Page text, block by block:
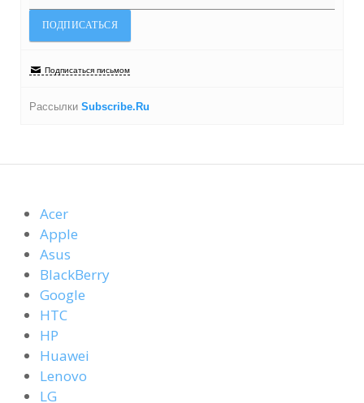
Подписаться письмом
Рассылки Subscribe.Ru
Acer
Apple
Asus
BlackBerry
Google
HTC
HP
Huawei
Lenovo
LG